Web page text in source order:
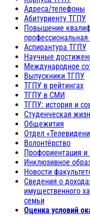
Адреса/телефоны
Абитуриенту ТГПУ
Повышение
Аспирантура ТГПУ
Научные
Международное
Выпускники ТГПУ
ТГПУ в рейтингах
ТГПУ в СМИ
ТГПУ: история и
Студенческая
Общежития
Отдел
Волонтёрство
Профориентация и
Инклюзивное
Новости
Сведения о
имущественного
семьи
Оценка условий